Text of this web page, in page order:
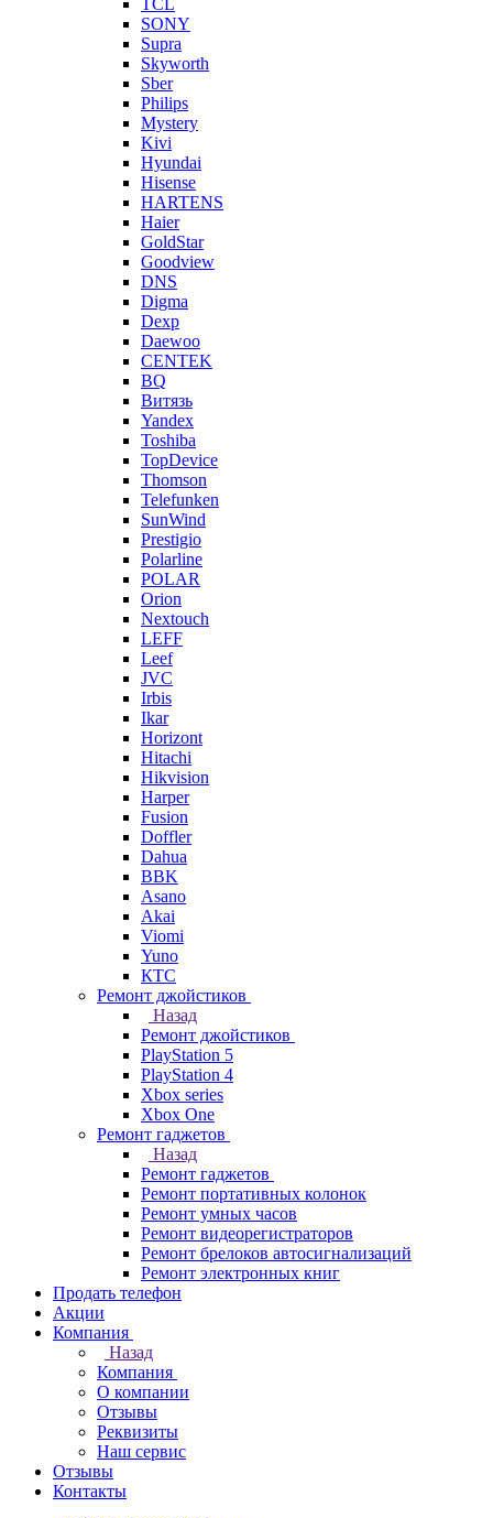
TCL
SONY
Supra
Skyworth
Sber
Philips
Mystery
Kivi
Hyundai
Hisense
HARTENS
Haier
GoldStar
Goodview
DNS
Digma
Dexp
Daewoo
CENTEK
BQ
Витязь
Yandex
Toshiba
TopDevice
Thomson
Telefunken
SunWind
Prestigio
Polarline
POLAR
Orion
Nextouch
LEFF
Leef
JVC
Irbis
Ikar
Horizont
Hitachi
Hikvision
Harper
Fusion
Doffler
Dahua
BBK
Asano
Akai
Viomi
Yuno
КТС
Ремонт джойстиков
Назад
Ремонт джойстиков
PlayStation 5
PlayStation 4
Xbox series
Xbox One
Ремонт гаджетов
Назад
Ремонт гаджетов
Ремонт портативных колонок
Ремонт умных часов
Ремонт видеорегистраторов
Ремонт брелоков автосигнализаций
Ремонт электронных книг
Продать телефон
Акции
Компания
Назад
Компания
О компании
Отзывы
Реквизиты
Наш сервис
Отзывы
Контакты